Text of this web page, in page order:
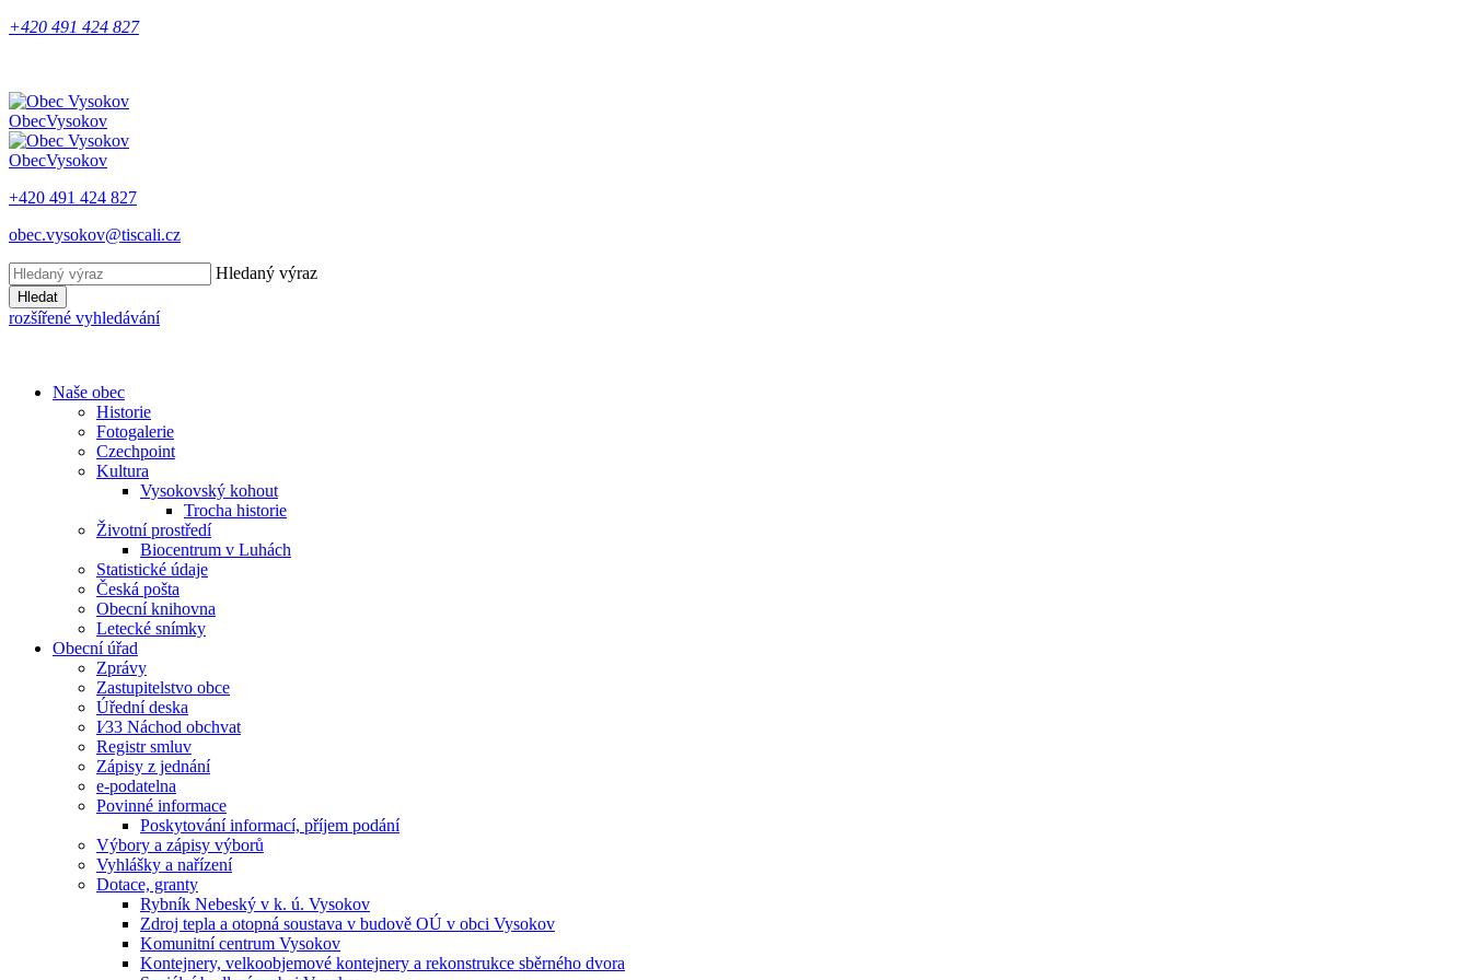
+420 491 424 827
ObecVysokov
ObecVysokov
+420 491 424 827
obec.vysokov@tiscali.cz
Hledaný výraz
Hledat
rozšířené vyhledávání
Naše obec
Historie
Fotogalerie
Czechpoint
Kultura
Vysokovský kohout
Trocha historie
Životní prostředí
Biocentrum v Luhách
Statistické údaje
Česká pošta
Obecní knihovna
Letecké snímky
Obecní úřad
Zprávy
Zastupitelstvo obce
Úřední deska
I⁄33 Náchod obchvat
Registr smluv
Zápisy z jednání
e-podatelna
Povinné informace
Poskytování informací, příjem podání
Výbory a zápisy výborů
Vyhlášky a nařízení
Dotace, granty
Rybník Nebeský v k. ú. Vysokov
Zdroj tepla a otopná soustava v budově OÚ v obci Vysokov
Komunitní centrum Vysokov
Kontejnery, velkoobjemové kontejnery a rekonstrukce sběrného dvora